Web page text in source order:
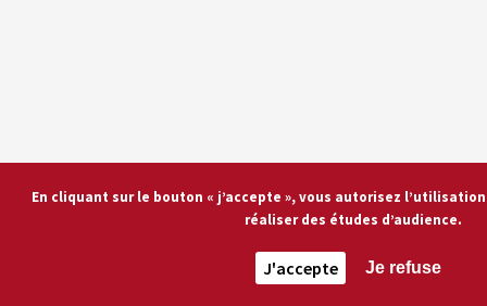
En cliquant sur le bouton « j’accepte », vous autorisez
réaliser des études d’audience.
J'accepte Je refuse